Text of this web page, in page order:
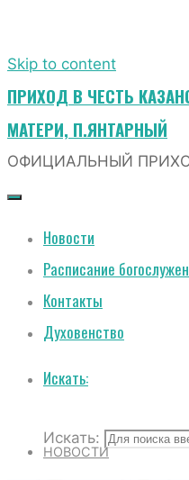
Skip to content
ПРИХОД В ЧЕСТЬ
МАТЕРИ, П.ЯНТАРНЫЙ
ОФИЦИАЛЬНЫЙ
Новости
Расписание
Контакты
Духовенство
Искать:
Искать:
НОВОСТИ